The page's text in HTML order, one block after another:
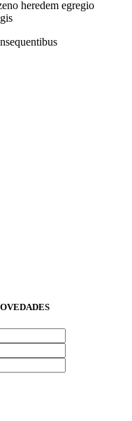
heredem egregio